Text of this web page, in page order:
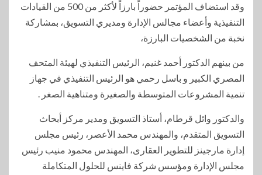
وقد استضاف المؤتمر حضوراً بارزاً لأكثر من 500 من القيادات
التنفيذية وأعضاء مجالس الإدارة ومديري التسويق، بمشاركة
نخبة من الشخصيات البارزة،
من بينهم الدكتور أحمد غنيم، الرئيس التنفيذي لهيئة المتحف
المصري الكبير و باسل رحمي هو الرئيس التنفيذي في جهاز
تنمية المشروعات المتوسطة والصغيرة ومتناهية الصغر .
والدكتور وائل قرطام، أستاذ التسويق ومدير مركز أبحاث
التسويق المتقدم، والمهندس محمد الأعصر، رئيس مجلس
إدارة مارجينز للتطوير العقارى، المهندس محمود منيب رئيس
مجلس الإدارة ومؤسس شركة فاينس للحلول المتكاملة